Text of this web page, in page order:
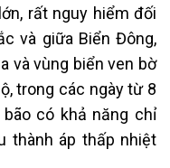
rất nguy hiểm đối
và giữa Biển Đông,
và vùng biển ven bờ
trong các ngày từ 8
có khả năng chỉ
thành áp thấp nhiệt